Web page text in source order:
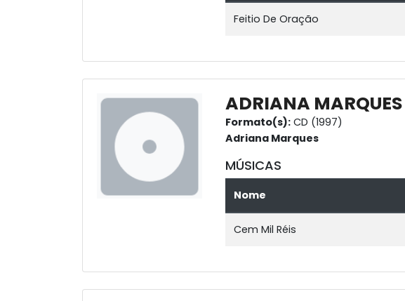
Feitio De Oração
ADRIANA
Formato(s): CD (1997)
Adriana Marques
MÚSICAS
Nome
Cem Mil Réis